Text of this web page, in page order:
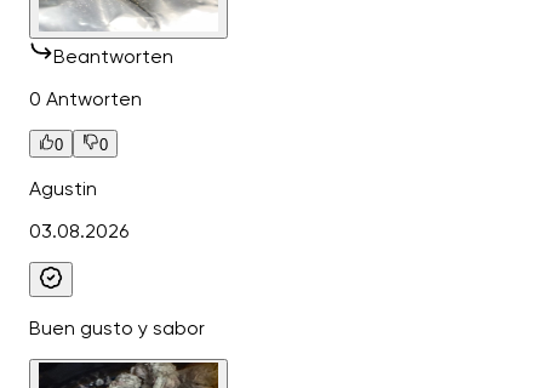
Beantworten
0 Antworten
0 0
Agustin
03.08.2026
Buen gusto y sabor